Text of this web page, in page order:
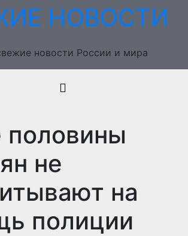
НОВОСТИ
новости России и мира
половины
не
на
полиции